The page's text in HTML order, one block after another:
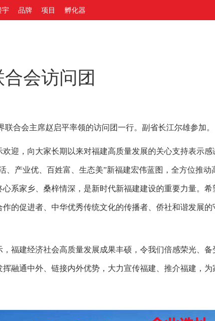
宇 品牌 项目 孵化器
会访问团
合会主席赵启平率领的访问团一行。副省长江尔雄参加。
，向大家长期以来对福建高质量发展的关心支持表示感
、产业优、百姓富、生态美”新福建宏伟蓝图，全方位推动
系家乡、桑梓情深，是新时代新福建建设的重要力量。
的促进者、中华优秀传统文化的传播者、侨社和谐发展
建经济社会高质量发展成果丰硕，令我们倍感荣光、备
融通中外、链接内外优势，大力宣传福建、推介福建，